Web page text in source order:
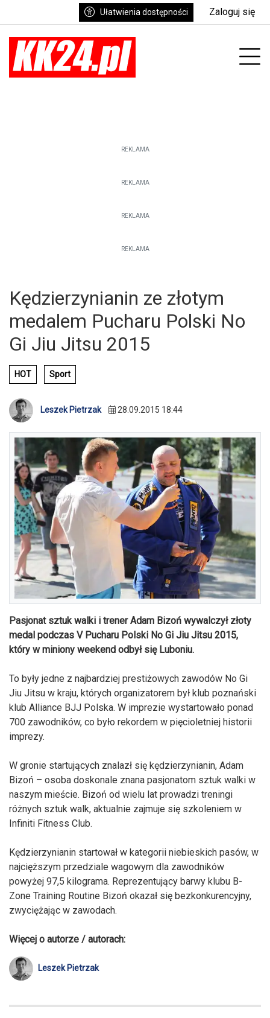
Ułatwienia dostępności Zaloguj się
REKLAMA
REKLAMA
REKLAMA
REKLAMA
Kędzierzynianin ze złotym
medalem Pucharu Polski No
Gi Jiu Jitsu 2015
HOT Sport
Leszek Pietrzak 28.09.2015 18:44
Pasjonat sztuk walki i trener Adam Bizoń wywalczył złoty
medal podczas V Pucharu Polski No Gi Jiu Jitsu 2015,
który w miniony weekend odbył się Luboniu.
To były jedne z najbardziej prestiżowych zawodów No Gi
Jiu Jitsu w kraju, których organizatorem był klub poznański
klub Alliance BJJ Polska. W imprezie wystartowało ponad
700 zawodników, co było rekordem w pięcioletniej historii
imprezy.
W gronie startujących znalazł się kędzierzynianin, Adam
Bizoń – osoba doskonale znana pasjonatom sztuk walki w
naszym mieście. Bizoń od wielu lat prowadzi treningi
różnych sztuk walk, aktualnie zajmuje się szkoleniem w
Infiniti Fitness Club.
Kędzierzynianin startował w kategorii niebieskich pasów, w
najcięższym przedziale wagowym dla zawodników
powyżej 97,5 kilograma. Reprezentujący barwy klubu B-
Zone Training Routine Bizoń okazał się bezkonkurencyjny,
zwyciężając w zawodach.
Więcej o autorze / autorach:
Leszek Pietrzak